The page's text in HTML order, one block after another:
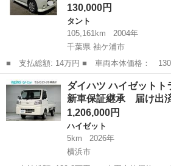
130,000円
タント
105,161km
2004年
千葉県 袖ケ浦市
■ 支払総額: 14万円 ■ 車両本体価格： 130,000 円 ■ メーカー
名： ダイハツ ■ 車種名： タント ■ グレ
ド バックカメラ キーレスエントリー 電動
ート ＡＴ ＡＢ...
千葉 袖ケ浦市
ダイハツ ハイゼット
新車保証継承 届け
1,206,000円
ハイゼット
5km
2026年
横浜市